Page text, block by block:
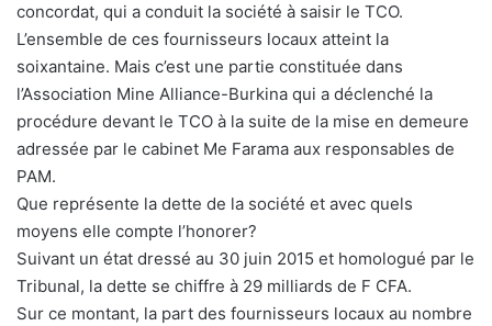
concordat, qui a conduit la société à saisir le TCO.
L’ensemble de ces fournisseurs locaux atteint la
soixantaine. Mais c’est une partie constituée dans
l’Association Mine Alliance-Burkina qui a déclenché la
procédure devant le TCO à la suite de la mise en demeure
adressée par le cabinet Me Farama aux responsables de
PAM.
Que représente la dette de la société et avec quels
moyens elle compte l’honorer?
Suivant un état dressé au 30 juin 2015 et homologué par le
Tribunal, la dette se chiffre à 29 milliards de F CFA.
Sur ce montant, la part des fournisseurs locaux au nombre